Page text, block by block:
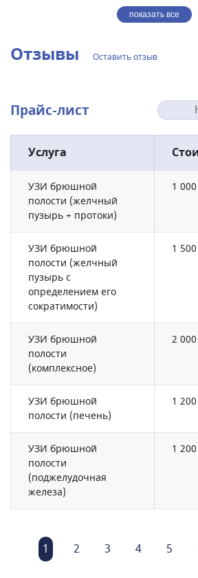
показать все
Отзывы Оставить отзыв
Прайс-лист
Услуга
УЗИ брюшной
полости (желчный
пузырь + протоки)
1
УЗИ брюшной
полости (желчный
пузырь с
определением его
сократимости)
1
УЗИ брюшной
полости
(комплексное)
2
УЗИ брюшной
полости (печень)
1
УЗИ брюшной
полости
(поджелудочная
железа)
1
1 2 3 4 5